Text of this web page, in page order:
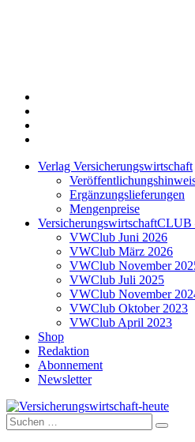
Verlag Versicherungswirtschaft
Ergänzungslieferungen
Mengenpreise
VWClub Juni 2026
VWClub März 2026
VWClub November
VWClub Juli 2025
VWClub November
VWClub Oktober 2023
VWClub April 2023
Shop
Redaktion
Abonnement
Newsletter
Versicherungswirtschaft-heute
Suche
nach: